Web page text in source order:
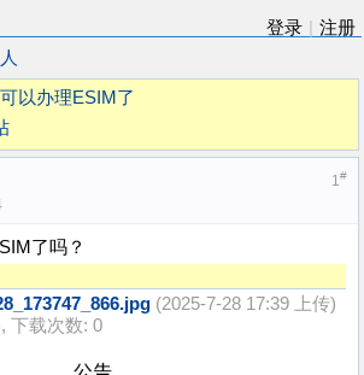
登录
注册
以办理ESIM了
1#
了吗？
(2025-7-28 17:39 上传)
下载次数: 0